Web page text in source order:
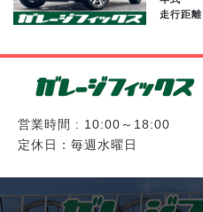
走行距離
営業時間 : 10:00～18:00
定休日：毎週水曜日